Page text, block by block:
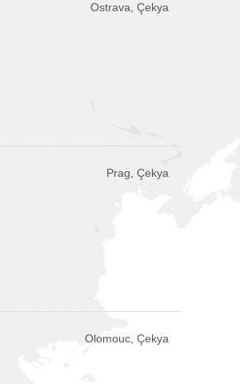
Ostrava, Çekya
Prag, Çekya
Olomouc, Çekya